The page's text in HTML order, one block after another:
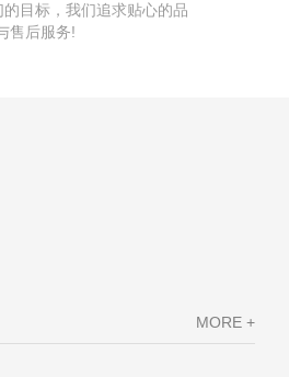
目标，我们追求贴心的品
售后服务!
MORE +